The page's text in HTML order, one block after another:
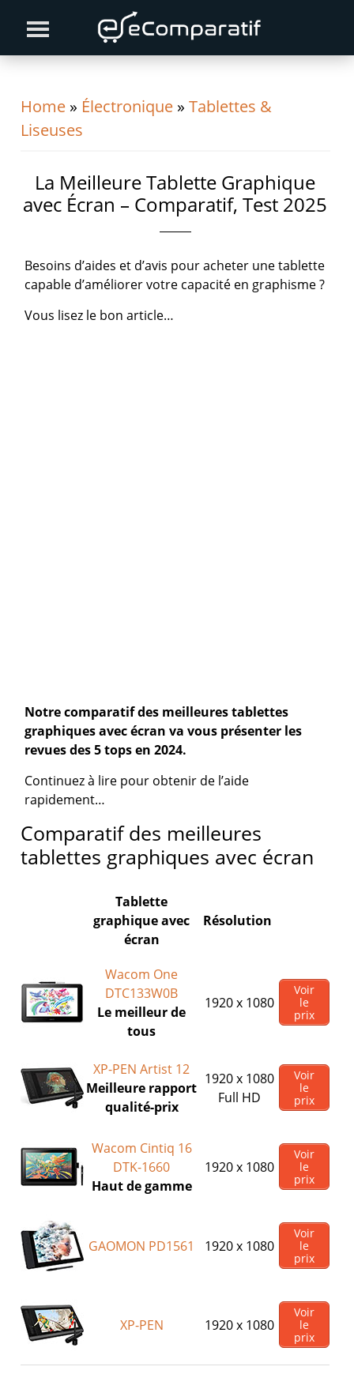
primary
content
primary
Home » Électronique »Tablettes &
Liseuses
La Meilleure Tablette Graphique
avec Écran – Comparatif, Test 2025
Besoins d’aides et d’avis pour acheter une tablette
capable d’améliorer votre capacité en graphisme ?
Vous lisez le bon article…
Notre comparatif des meilleures tablettes
graphiques avec écran va vous présenter les
revues des 5 tops en 2024.
Continuez à lire pour obtenir de l’aide
rapidement…
Comparatif des meilleures
tablettes graphiques avec écran
Tablette
graphique avec
écran
Résolution
Wacom One
DTC133W0B
Le meilleur de
tous
1920 x 1080
Voir
le
prix
XP-PEN Artist 12
Meilleure rapport
qualité-prix
1920 x 1080
Full HD
Voir
le
prix
Wacom Cintiq 16
DTK-1660
Haut de gamme
1920 x 1080
Voir
le
prix
GAOMON PD1561 1920 x 1080
Voir
le
prix
XP-PEN 1920 x 1080
Voir
le
prix